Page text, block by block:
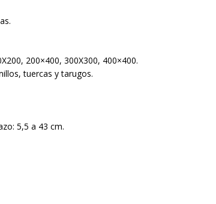
200×400, 300X300, 400×400.
tuercas y tarugos.
5,5 a 43 cm.